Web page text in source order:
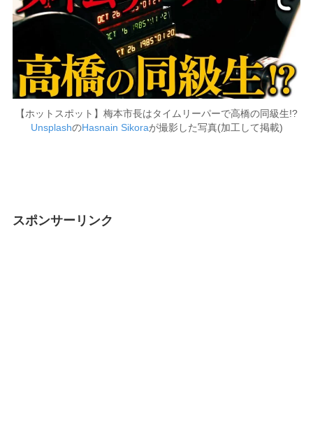
【ホットスポット】梅本市長はタイムリーパーで高橋の同級生!?
UnsplashのHasnain Sikoraが撮影した写真(加工して掲載)
スポンサーリンク